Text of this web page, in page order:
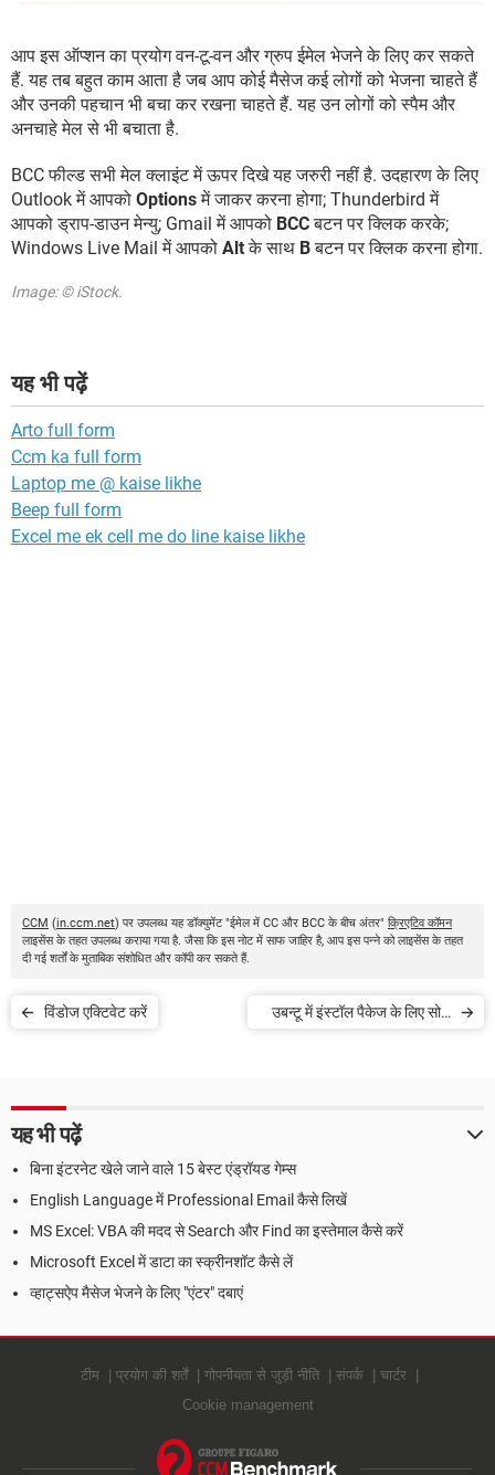
आप इस ऑप्शन का प्रयोग वन-टू-वन और ग्रुप ईमेल भेजने के लिए कर सकते
हैं. यह तब बहुत काम आता है जब आप कोई मैसेज कई लोगों को भेजना चाहते हैं
और उनकी पहचान भी बचा कर रखना चाहते हैं. यह उन लोगों को स्पैम और
अनचाहे मेल से भी बचाता है.
BCC फील्ड सभी मेल क्लाइंट में ऊपर दिखे यह जरुरी नहीं है. उदहारण के लिए
Outlook में आपको Optionsमें जाकर करना होगा; Thunderbird में
आपको ड्राप-डाउन मेन्यु; Gmail में आपको BCCबटन पर क्लिक करके;
Windows Live Mail में आपको Altके साथ Bबटन पर क्लिक करना होगा.
Image: © iStock.
यह भी पढ़ें
Arto full form
Ccm ka full form
Laptop me @ kaise likhe
Beep full form
Excel me ek cell me do line kaise likhe
CCM (in.ccm.net) पर उपलब्ध यह डॉक्युमेंट "ईमेल में CC और BCC के बीच अंतर" क्रिएटिव कॉमन
लाइसेंस के तहत उपलब्ध कराया गया है. जैसा कि इस नोट में साफ जाहिर है, आप इस पन्ने को लाइसेंस के तहत
दी गई शर्तों के मुताबिक संशोधित और कॉपी कर सकते हैं.
विंडोज एक्टिवेट करें
उबन्टू में इंस्टॉल पैकेज के लिए सोर्स
यह भी पढ़ें
बिना इंटरनेट खेले जाने वाले 15 बेस्ट एंड्रॉयड गेम्स
English Language में Professional Email कैसे लिखें
MS Excel: VBA की मदद से Search और Find का इस्तेमाल कैसे करें
Microsoft Excel में डाटा का स्क्रीनशॉट कैसे लें
व्हाट्सऐप मैसेज भेजने के लिए "एंटर" दबाएं
टीम प्रयोग की शर्तें गोपनीयता से जुड़ी नीति संपर्क
चार्टर
Cookie management